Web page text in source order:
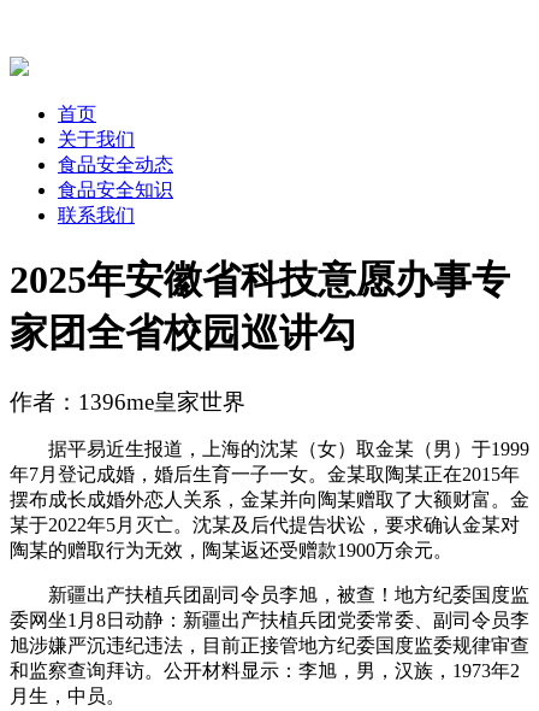
首页
关于我们
食品安全动态
食品安全知识
联系我们
2025年安徽省科技意愿办事专
家团全省校园巡讲勾
作者：1396me皇家世界
据平易近生报道，上海的沈某（女）取金某（男）于1999
年7月登记成婚，婚后生育一子一女。金某取陶某正在2015年
摆布成长成婚外恋人关系，金某并向陶某赠取了大额财富。金
某于2022年5月灭亡。沈某及后代提告状讼，要求确认金某对
陶某的赠取行为无效，陶某返还受赠款1900万余元。
新疆出产扶植兵团副司令员李旭，被查！地方纪委国度监
委网坐1月8日动静：新疆出产扶植兵团党委常委、副司令员李
旭涉嫌严沉违纪违法，目前正接管地方纪委国度监委规律审查
和监察查询拜访。公开材料显示：李旭，男，汉族，1973年2
月生，中员。